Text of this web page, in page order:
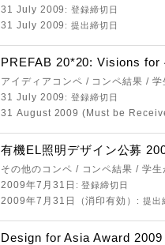
31 July 2009 : 登録締切日
31 July 2009 : 提出締切日
PREFAB 20*20: Visions for
アイディアコンペ / コンペ結果 /
31 July 2009 : 登録締切日
31 August 2009 (Must be
有機EL照明デザイン公募
その他のコンペ / コンペ結果 / 学
2009年7月31日 : 登録締切日
2009年7月31日（消印有効） : 提出
Design for Asia Award 2009